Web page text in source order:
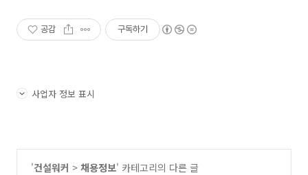
공감 구독하기
사업자 정보 표시
'건설워커 > 채용정보' 카테고리의 다른 글